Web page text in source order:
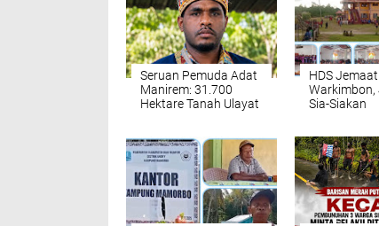
Seruan Pemuda Adat
Manirem: 31.700
Hektare Tanah Ulayat
DPRK dan MRP
Diminta Bertindak
Nyata
HDS
Warkimbon,
Sia-Siakan
Lewat Aura
yang Hidup